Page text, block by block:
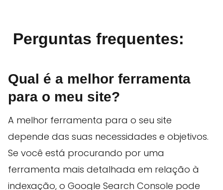
Perguntas frequentes:
Qual é a melhor ferramenta
para o meu site?
A melhor ferramenta para o seu site
depende das suas necessidades e objetivos.
Se você está procurando por uma
ferramenta mais detalhada em relação à
indexação, o Google Search Console pode